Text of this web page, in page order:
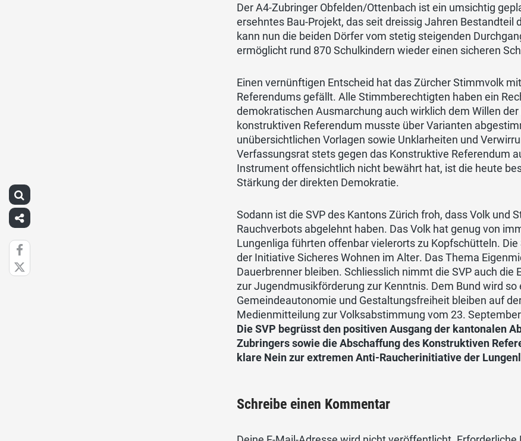
Der A4-Zubringer Obfelden/Ottenbach ist ein umsichtig
ersehntes Bau-Projekt, das seit dreissig Jahren Bestandteil
kann nun die beiden Dörfer vom stetig steigenden
ermöglicht rund 870 Schulkindern wieder einen sicheren
Einen vernünftigen Entscheid hat das Zürcher Stimmvolk
Referendums gefällt. Alle Stimmberechtigten haben ein
demokratischen Ausmarchung auch wirklich dem Willen
konstruktiven Referendum musste über Varianten
unübersichtlichen Vorlagen sowie Unklarheiten und
Verfassungsrat stets gegen das Konstruktive Referendum
Instrument offensichtlich nicht bewährt hat, ist die heute
Stärkung der direkten Demokratie.
Sodann ist die SVP des Kantons Zürich froh, dass Volk und
Rauchverbots abgelehnt haben. Das Volk hat genug von
Lungenliga führten offenbar vielerorts zu Kopfschütteln.
der Initiative Sicheres Wohnen im Alter. Das Thema
Dauerbrenner bleiben. Schliesslich nimmt die SVP auch
zur Jugendmusikförderung zur Kenntnis. Dem Bund wird
Gemeindeautonomie und Gestaltungsfreiheit bleiben auf
Medienmitteilung zur Volksabstimmung vom 23. September
Die SVP begrüsst den positiven Ausgang der kantonalen
Zubringers sowie die Abschaffung des Konstruktiven
klare Nein zur extremen Anti-Raucherinitiative der
Schreibe einen Kommentar